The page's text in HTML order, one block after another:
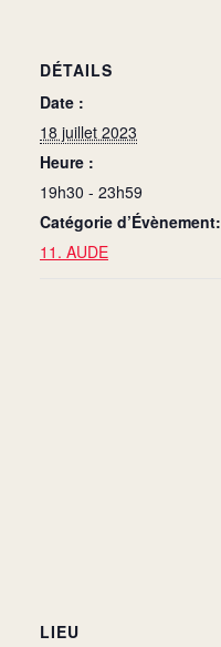
DÉTAILS
Date :
18 juillet 2023
Heure :
19h30 - 23h59
Catégorie d’Évènement:
11. AUDE
LIEU